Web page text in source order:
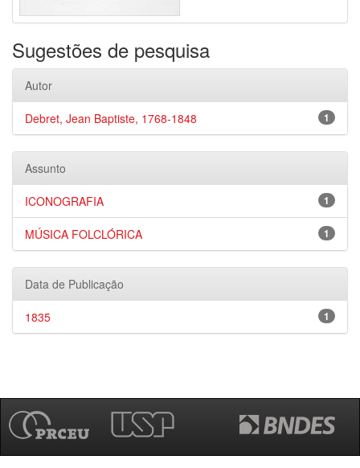
Sugestões de pesquisa
Autor
1
Debret, Jean Baptiste, 1768-1848
Assunto
1
ICONOGRAFIA
1
MÚSICA FOLCLÓRICA
Data de Publicação
1
1835